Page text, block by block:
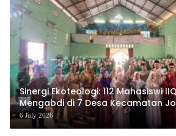
‎Sinergi Ekoteologi: 112 Mahasiswi
Mengabdi di 7 Desa Kecamatan
6 July 2026